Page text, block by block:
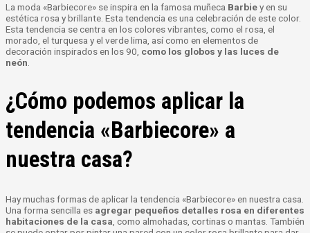
La moda «Barbiecore» se inspira en la famosa muñeca Barbiey en su
estética rosa y brillante. Esta tendencia es una celebración de este color.
Esta tendencia se centra en los colores vibrantes, como el rosa, el
morado, el turquesa y el verde lima, así como en elementos de
decoración inspirados en los 90, como los globos y las luces de
neón
¿Cómo podemos aplicar la
tendencia «Barbiecore» a
nuestra casa?
Hay muchas formas de aplicar la tendencia «Barbiecore» en nuestra casa.
Una forma sencilla es agregar pequeños detalles rosa en diferentes
habitaciones de la casa , como almohadas, cortinas o mantas. También